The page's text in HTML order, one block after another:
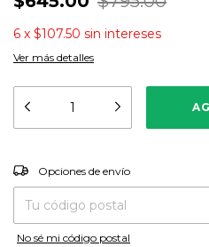
6 x $107.50 sin intereses
Ver más detalles
Entregas para el CP:
Opciones de envío
No sé mi código postal